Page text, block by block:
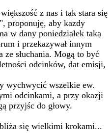
z nas i tak stara się
proponuję, aby kazdy
w dany poniedziałek taką
i przekazywał innym
ze słuchania. Mogą to być
odcinków, dat emisji,
wychwycić wszelkie ew.
odcinkami, a przy okazji
przyjśc do głowy.
się wielkimi krokami...